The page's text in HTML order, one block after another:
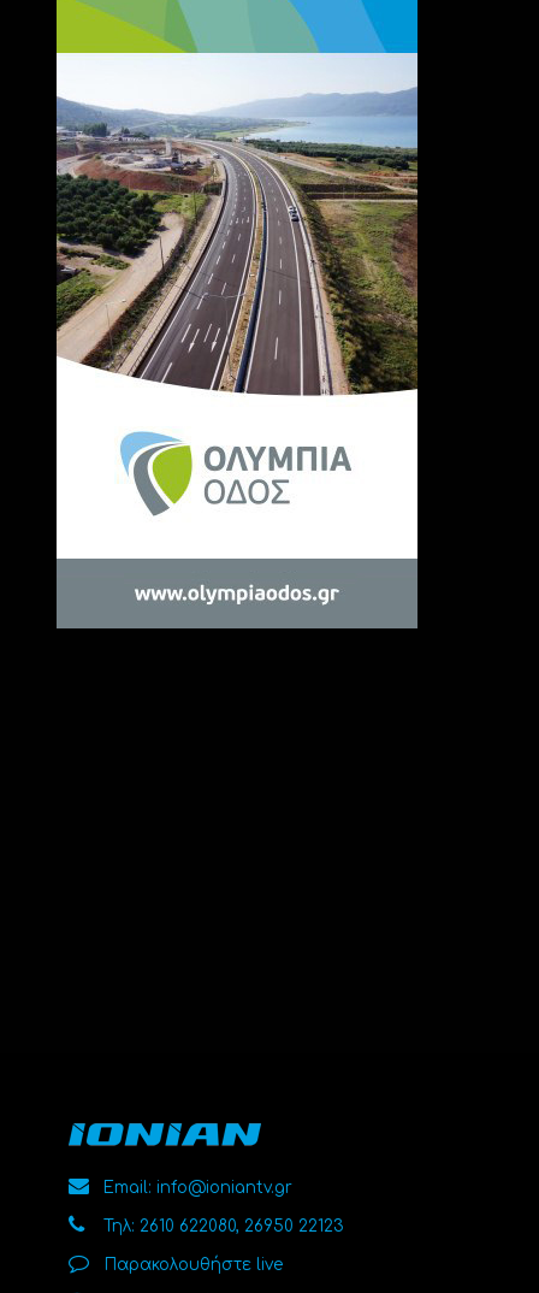
Email: info@ioniantv.gr
Τηλ: 2610 622080, 26950 22123
Παρακολουθήστε live